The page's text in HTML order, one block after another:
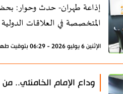
إذاعة طهران- حدث وحوار:
المتخصصة في العلاقات
الإثنين 6 يوليو 2026 - 06:29 بتوقيت طهران
وداع الإمام الخامنئي..